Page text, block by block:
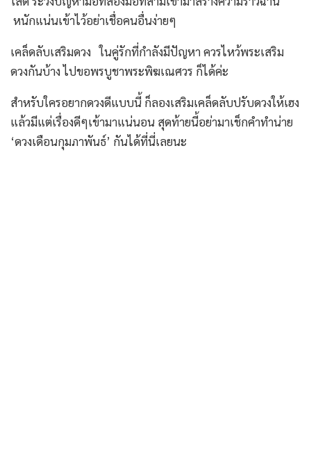
หนักแน่นเข้าไว้อย่าเชื่อคนอื่นง่ายๆ
เคล็ดลับเสริมดวง ในคู่รักที่กำลังมีปัญหา ควรไหว้พระเสริม
ดวงกันบ้าง ไปขอพรบูชาพระพิฆเณศวร ก็ได้ค่ะ
สำหรับใครอยากดวงดีแบบนี้ ก็ลองเสริมเคล็ดลับปรับดวงให้เฮง
แล้วมีแต่เรื่องดีๆเข้ามาแน่นอน สุดท้ายนี้อย่ามาเช็กคำทำน่าย
‘ดวงเดือนกุมภาพันธ์’ กันได้ที่นี่เลยนะ